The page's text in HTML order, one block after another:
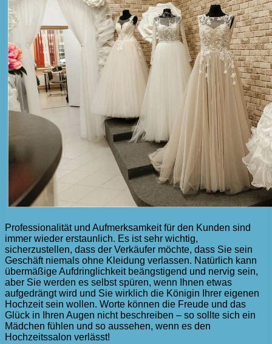
Professionalität und Aufmerksamkeit für den Kunden sind
immer wieder erstaunlich. Es ist sehr wichtig,
sicherzustellen, dass der Verkäufer möchte, dass Sie sein
Geschäft niemals ohne Kleidung verlassen. Natürlich kann
übermäßige Aufdringlichkeit beängstigend und nervig sein,
aber Sie werden es selbst spüren, wenn Ihnen etwas
aufgedrängt wird und Sie wirklich die Königin Ihrer eigenen
Hochzeit sein wollen. Worte können die Freude und das
Glück in Ihren Augen nicht beschreiben – so sollte sich ein
Mädchen fühlen und so aussehen, wenn es den
Hochzeitssalon verlässt!